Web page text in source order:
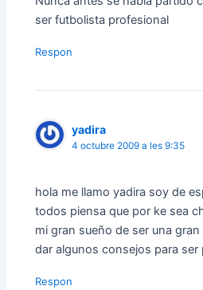
ser futbolista profesional
Respon
yadira
4 octubre 2009 a les 9:35
hola me llamo yadira soy de
todos piensa que por ke sea
mi gran sueño de ser una
dar algunos consejos para ser
Respon